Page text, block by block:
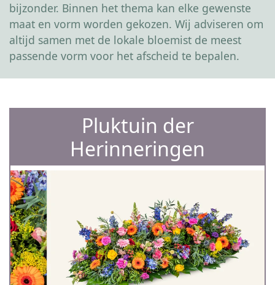
bijzonder. Binnen het thema kan elke gewenste
maat en vorm worden gekozen. Wij adviseren om
altijd samen met de lokale bloemist de meest
passende vorm voor het afscheid te bepalen.
Pluktuin der
Herinneringen